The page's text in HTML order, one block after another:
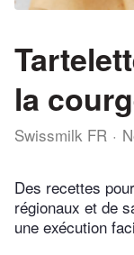
la
Swissmilk FR
Des recettes
régionaux et de
une exécution